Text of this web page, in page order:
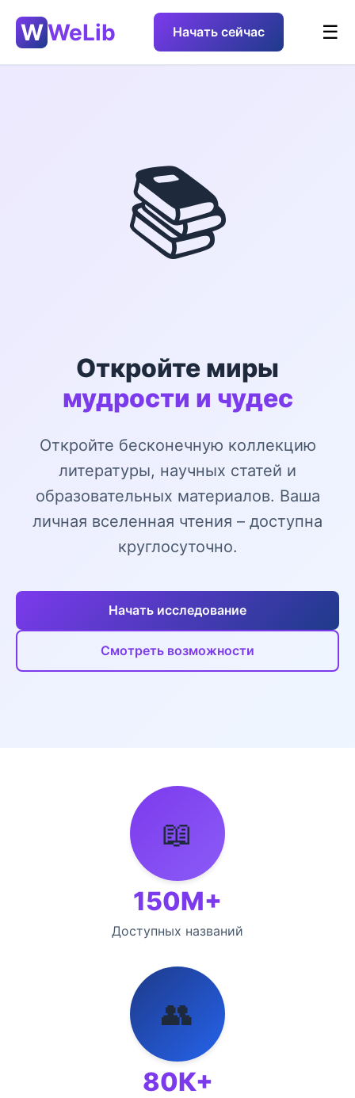
WWeLib Начать сейчас ☰
Откройте миры
мудрости и чудес
Откройте бесконечную коллекцию
литературы, научных статей и
образовательных материалов. Ваша
личная вселенная чтения – доступна
круглосуточно.
Начать исследование
Смотреть возможности
📚
📖
150М+
Доступных названий
👥
80К+